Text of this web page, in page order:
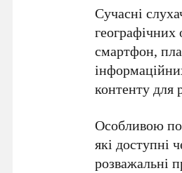
Сучасні
географічних
смартфон,
контенту для
Особливою
які доступні
розважальні